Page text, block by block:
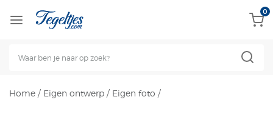
0
Home / Eigen ontwerp / Eigen foto /